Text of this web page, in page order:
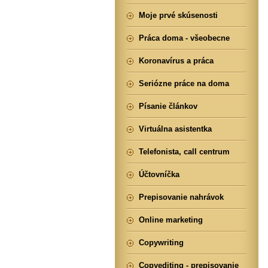
Moje prvé skúsenosti
Práca doma - všeobecne
Koronavírus a práca
Seriózne práce na doma
Písanie článkov
Virtuálna asistentka
Telefonista, call centrum
Účtovníčka
Prepisovanie nahrávok
Online marketing
Copywriting
Copyediting - prepisovanie